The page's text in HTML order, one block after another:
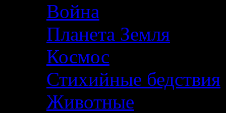
Война
Планета Земля
Космос
Стихийные бедствия
Животные